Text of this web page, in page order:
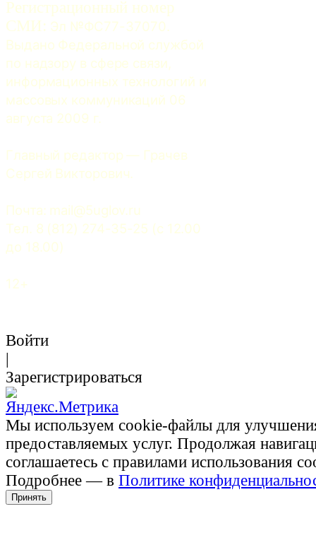
Регистрационный номер
СМИ: Эл №ФС77-37070.
Выдано Федеральной службой
по надзору в сфере связи,
информационных технологий и
массовых коммуникаций 06
августа 2009 г.
Главный редактор — Грачев
Сергей Викторович.
Почта: mail@5uglov.ru
Тел. 8 (812) 274-35-25 (c 12.00
до 18.00)
12+
Войти
|
Зарегистрироваться
Мы используем cookie-файлы для
предоставляемых услуг. Продолжая
соглашаетесь с правилами использования
Подробнее — в Политике
Принять